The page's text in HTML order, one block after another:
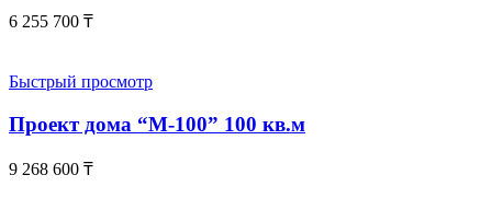
6 255 700 ₸
Быстрый просмотр
Проект дома “М-100” 100 кв.м
9 268 600 ₸